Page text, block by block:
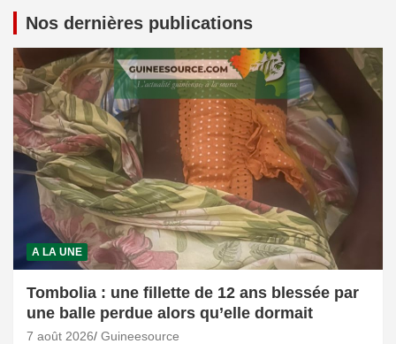
Nos dernières publications
A LA UNE
Tombolia : une fillette de 12 ans blessée par
une balle perdue alors qu’elle dormait
7 août 2026 Guineesource